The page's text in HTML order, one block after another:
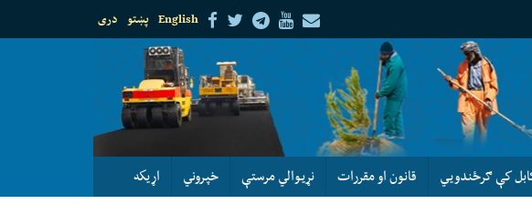
دری پښتو English
كې ګرځندويي قانون او مقررات نړيوالي مرستې خپروني اړيكه